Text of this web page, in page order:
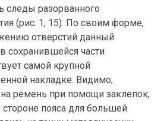
разорванного
(рис. 1, 15). По своим форме,
отверстий данный
сохранившейся части
самой крупной
накладке. Видимо,
ремень при помощи заклепок,
пояса для большей